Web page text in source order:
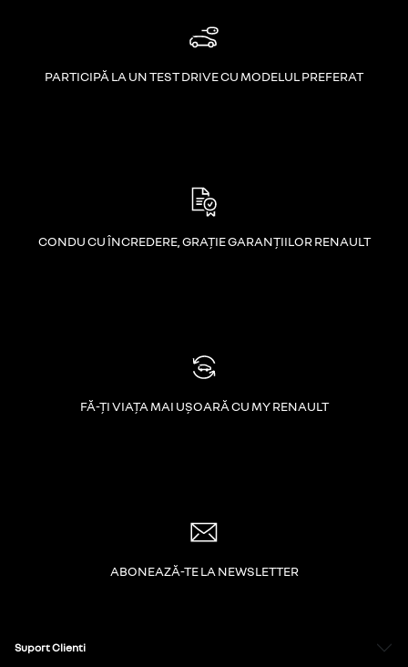
PARTICIPĂ LA UN TEST DRIVE CU MODELUL PREFERAT
CONDU CU ÎNCREDERE, GRAȚIE GARANȚIILOR RENAULT
FĂ-ȚI VIAȚA MAI UȘOARĂ CU MY RENAULT
ABONEAZĂ-TE LA NEWSLETTER
Suport Clienti